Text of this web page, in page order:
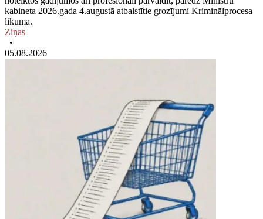
kabineta 2026.gada 4.augustā atbalstītie grozījumi Kriminālprocesa
likumā.
Ziņas
•
05.08.2026